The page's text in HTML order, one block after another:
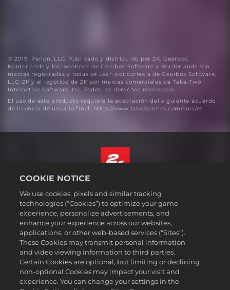
© 2019 IPerion, LLC. Publicado y distribuido por 2K. Gearbox,
Borderlands y los logotipos de Gearbox Software y Borderlands son
marcas registradas y todas se usan por cortesía de Gearbox Software,
LLC. 2K y el logotipo de 2K son marcas comerciales de Take-Two
Interactive Software, Inc. Todos los derechos reservados.
El uso de este producto requiere la aceptación del siguiente acuerdo
de licencia de usuario final: https://www.take2games.com/eula/es
Aviso legal
Política de privacidad
Política de cookies
Atención al cliente
No vender ni compartir mis datos personales
Búsqueda de pedidos y reembolsos
Socios publicitarios de 2K Ad
Español
COOKIE NOTICE
We use cookies, pixels and similar tracking
technologies (“Cookies”) to optimize your game
experience, personalize advertisements, and
enhance your experience across our websites,
applications, or other web-based services (“Sites”).
These Cookies may transmit personal information
and video viewing information to third parties.
Certain Cookies are optional, but limiting or declining
non-optional Cookies may impact your visit and
experience. You can change your settings in the